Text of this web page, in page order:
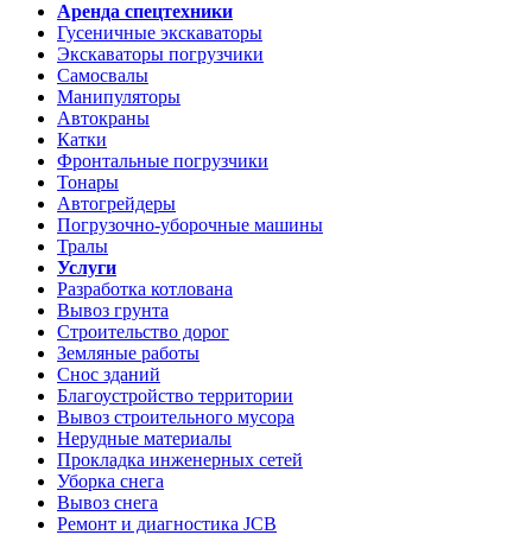
Аренда спецтехники
Гусеничные экскаваторы
Экскаваторы погрузчики
Самосвалы
Манипуляторы
Автокраны
Катки
Фронтальные погрузчики
Тонары
Автогрейдеры
Погрузочно-уборочные машины
Тралы
Услуги
Разработка котлована
Вывоз грунта
Строительство дорог
Земляные работы
Снос зданий
Благоустройство территории
Вывоз строительного мусора
Нерудные материалы
Прокладка инженерных сетей
Уборка снега
Вывоз снега
Ремонт и диагностика JCB